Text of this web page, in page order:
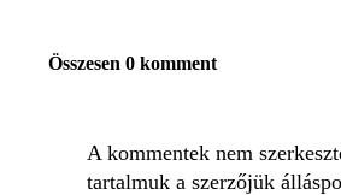
Összesen 0 komment
A kommentek nem
tartalmuk a szerzőjük